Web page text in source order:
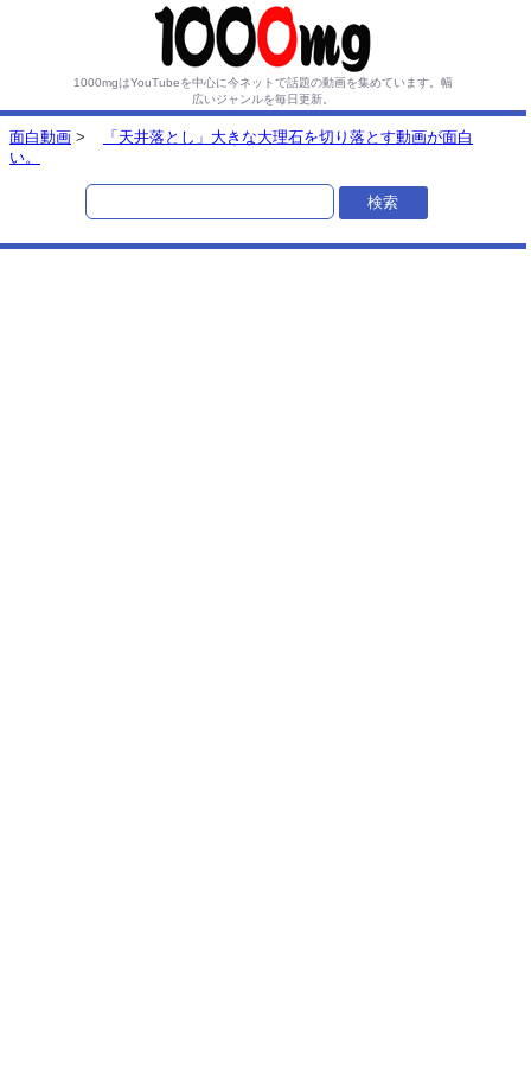
1000mgはYouTubeを中心に今ネットで話題の動画を集めています。 幅
広いジャンルを毎日更新。
面白動画 >
「天井落とし」大きな大理石を切り落とす動画が面白
い。